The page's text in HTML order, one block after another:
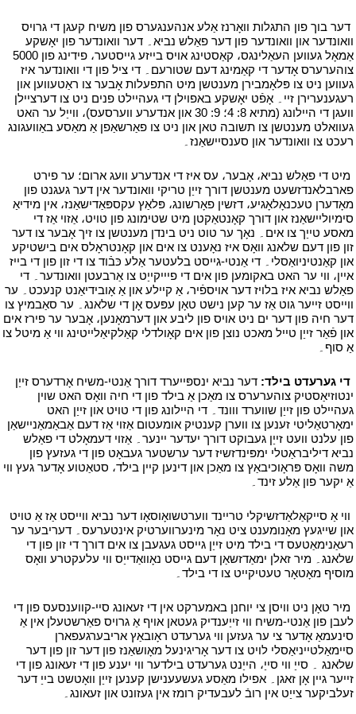
דער בוך פון התגלות וואָרנז אַלע אנהענגערס פון משיח קעגן די גרויס
וואונדער און וואונדער פון דער פאַלש נביא۔ דער וואונדער פון יאָשקע
אַמאָל געווען העאַלינגס، קאַסטינג אויס בייזע גייסטער، פידינג פון 5000
צוהערערס אָדער די קאַמינג דעם שטורעם۔ די ציל פון די וואונדער איז
געווען ניט צו פּלאָמבירן מענטשן מיט התפעלות אָבער צו ראַטעווען און
רעגענערירן זיי۔ אָפֿט יאָשקע באפוילן די געהיילט פנים ניט צו דערציילן
וועגן די היילונג (מתיא 8: 4؛ 9: 30 און אנדערע ווערסעס)، ווייַל ער האט
געוואלט מענטשן צו תשובה טאן און ניט צו פאַרשאַפן אַ מאַסע באַוועגונג
רעכט צו וואונדער און סענסיישאַנז۔
מיט די פאַלש נביא، אָבער، עס איז די אנדערע וועג ארום؛ ער פירט
פארבלאנדזשעט מענטשן דורך זייַן טריקי וואונדער אין דער געגנט פון
מאָדערן טעכנאָלאָגיע، דזשין פאָרשונג، פּלאַץ עקספּאַדישאַנז، אין מידיאַ
סימיוליישאַנז און דורך קאָנטאַקטן מיט שטימונג פון טויט، אַזוי אַז די
מאסע טייַך צו אים۔ נאָך ער טוט ניט בינדן מענטשן צו זיך אָבער צו דער
זון פון דעם שלאנג וואָס איז נאָענט צו אים און קאָנטראָלס אים בישטיקע
און קאַנטיניואַסלי۔ די אַנטי-גייסט בלעטער אַלע כּבֿוד צו די זון פון די בייז
איין، ווי ער האט באקומען פון אים די פיייקייַט צו אַרבעטן וואונדער۔ די
פאַלש נביא איז בלויז דער אויספֿיר، אַ קיילע און אַ אָובידיאַנט קנעכט۔ ער
ווייסט זייער גוט אַז ער קען נישט טאָן עפּעס אָן די שלאנג۔ ער סאַבמיץ צו
דער חיה פון דער ים ניט אויס פון ליבע און דערמאָנען، אָבער ער פירז אים
און פֿאַר זייַן טייל מאכט נוצן פון אים קאָולדלי קאַלקיאַלייטינג ווי אַ מיטל צו
אַ סוף۔
די גערעדט בילד: דער נביא ינספּייערד דורך אַנטי-משיח אָרדערס זייַן
ינטוזיאַסטיק צוהערערס צו מאַכן אַ בילד פון די חיה וואָס האט שוין
געהיילט פון זייַן שווערד ווונד۔ די היילונג פון די טויט און זייַן האט
ימאָרטאַליטי זענען צו ווערן קענטיק אומעטום אַזוי אַז דעם אַבאַמאַניישאַן
פון עלנט וועט זייַן געבוקט דורך יעדער יינער۔ אַזוי דעמאָלט די פאַלש
נביא דיליבראַטלי ימפּינדזשיז דער ערשטער געבאָט פון די געזעץ פון
משה וואָס פּראָוכיבאַץ צו מאַכן און דינען קיין בילד، סטאַטוע אָדער געץ ווי
אַ יקער פון אַלע זינד۔
ווי אַ סייקאַלאַדזשיקלי טריינד ווערטשואָוסאָו דער נביא ווייסט אַז אַ טויט
און שייגעץ מאָנומענט ציט נאָר מינערווערטיק אינטערעס۔ דעריבער ער
רעאַנימאַטעס די בילד מיט זייַן גייסט געגעבן צו אים דורך די זון פון די
שלאנג۔ מיר זאלן ימאַדזשאַן דעם גייסט נאָוואַדייַס ווי עלעקטרע וואָס
מוסיף מאָטאָר טעטיקייט צו די בילד۔
מיר טאָן ניט וויסן צי יוחנן באמערקט אין די זעאונג סיי-קווענסעס פון די
לעבן פון אַנטי-משיח ווי זייַענדיק געטאן אויף אַ גרויס פאַרשטעלן אין אַ
סינעמאַ אָדער צי ער געזען ווי גערעדט ראָובאַץ אריבערגעפארן
סיימאַלטייניאַסלי לויט צו דער אָריגינעל מאָושאַנז פון דער זון פון דער
שלאנג ۔ סייַ ווי סייַ، הייַנט גערעדט בילדער ווי יענע פון די זעאונג פון די
זייער גיין אָן זאגן۔ אפילו מאַסע געשעענישן קענען זייַן וואָטשט בייַ דער
זעלביקער צייַט אין רובֿ לעבעדיק רומז אין געזונט און זעאונג۔